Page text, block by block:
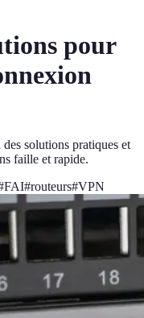
pour
solutions pratiques et
faille et rapide.
FAI#routeurs#VPN